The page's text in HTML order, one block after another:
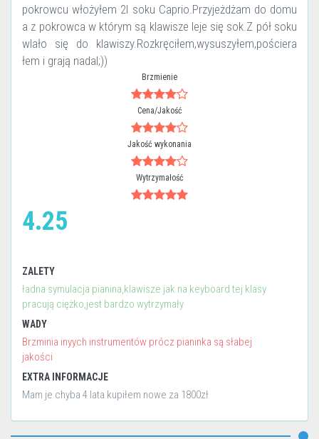
pokrowcu włożyłem 2l soku Caprio.Przyjeżdżam do domu
a z pokrowca w którym są klawisze leje się sok.Z pół soku
wlało się do klawiszy.Rozkręciłem,wysuszyłem,pościera
łem i grają nadal;))
Brzmienie
Cena/Jakość
Jakość wykonania
Wytrzymałość
4.25
ZALETY
ładna symulacja pianina,klawisze jak na keyboard tej klasy
pracują ciężko,jest bardzo wytrzymały
WADY
Brzminia inyych instrumentów prócz pianinka są słabej
jakości
EXTRA INFORMACJE
Mam je chyba 4 lata kupiłem nowe za 1800zł